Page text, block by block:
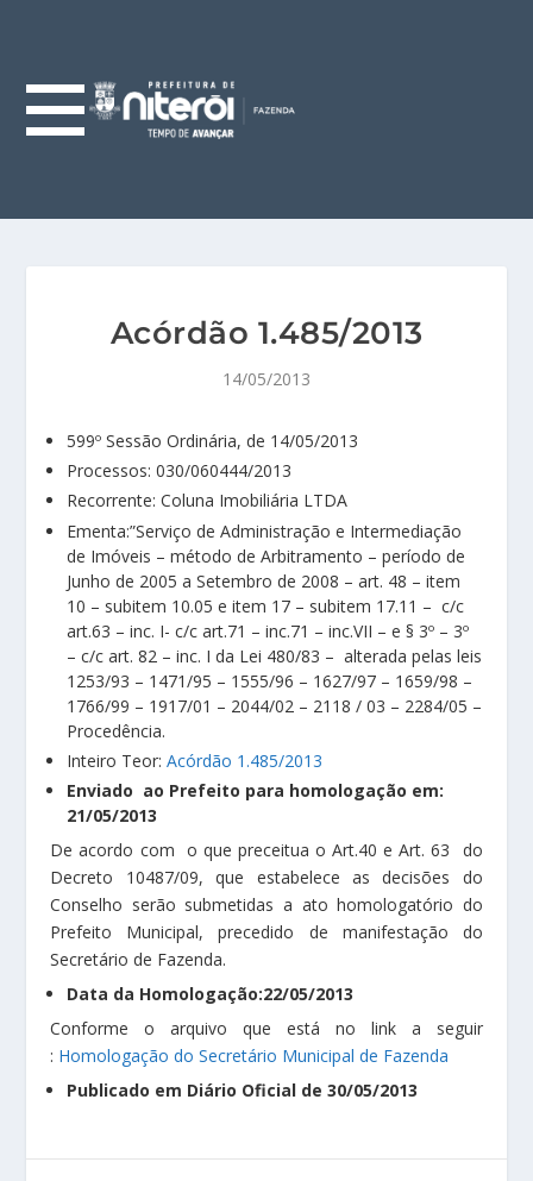
Acórdão 1.485/2013
14/05/2013
599º Sessão Ordinária, de 14/05/2013
Processos: 030/060444/2013
Recorrente: Coluna Imobiliária LTDA
Ementa:”Serviço de Administração e Intermediação
de Imóveis – método de Arbitramento – período de
Junho de 2005 a Setembro de 2008 – art. 48 – item
10 – subitem 10.05 e item 17 – subitem 17.11 – c/c
art.63 – inc. I- c/c art.71 – inc.71 – inc.VII – e § 3º – 3º
– c/c art. 82 – inc. I da Lei 480/83 – alterada pelas leis
1253/93 – 1471/95 – 1555/96 – 1627/97 – 1659/98 –
1766/99 – 1917/01 – 2044/02 – 2118 / 03 – 2284/05 –
Procedência.
Inteiro Teor:Acórdão 1.485/2013
Enviado ao Prefeito para homologação em:
21/05/2013
De acordo com o que preceitua o Art.40 e Art. 63 do
Decreto 10487/09, que estabelece as decisões do
Conselho serão submetidas a ato homologatório do
Prefeito Municipal, precedido de manifestação do
Secretário de Fazenda.
Data da Homologação:22/05/2013
Conforme o arquivo que está no link a seguir
: Homologação do Secretário Municipal de Fazenda
Publicado em Diário Oficial de 30/05/2013